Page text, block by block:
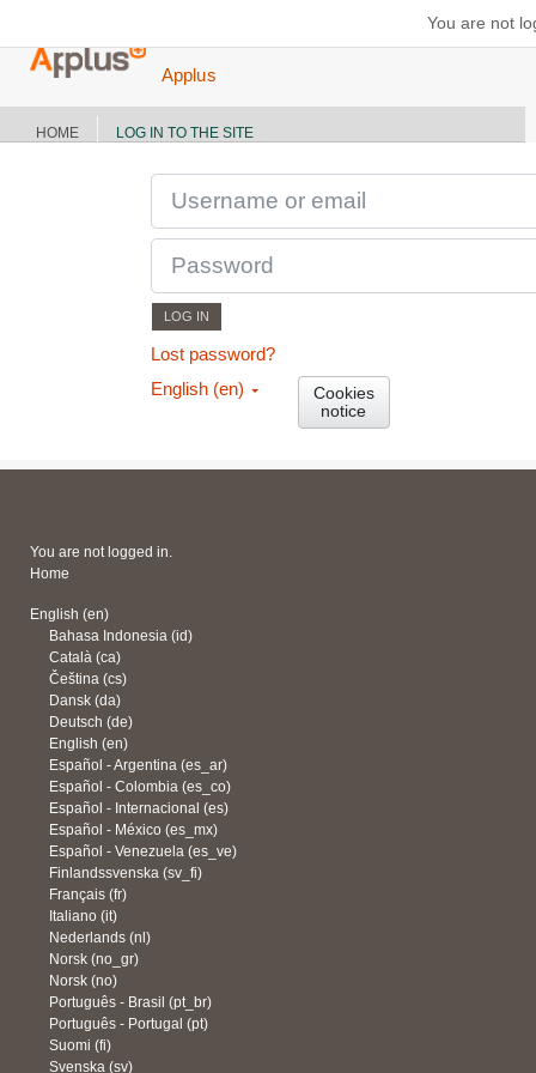
You are not
Applus
HOME LOG IN TO THE SITE
USERNAME OR EMAIL
PASSWORD
LOG IN
Lost password?
English ‎(en)‎
Cookies
notice
You are not logged in.
Home
English ‎(en)‎
Bahasa Indonesia ‎(id)‎
Català ‎(ca)‎
Čeština ‎(cs)‎
Dansk ‎(da)‎
Deutsch ‎(de)‎
English ‎(en)‎
Español - Argentina ‎(es_ar)‎
Español - Colombia ‎(es_co)‎
Español - Internacional ‎(es)‎
Español - México ‎(es_mx)‎
Español - Venezuela ‎(es_ve)‎
Finlandssvenska ‎(sv_fi)‎
Français ‎(fr)‎
Italiano ‎(it)‎
Nederlands ‎(nl)‎
Norsk ‎(no_gr)‎
Norsk ‎(no)‎
Português - Brasil ‎(pt_br)‎
Português - Portugal ‎(pt)‎
Suomi ‎(fi)‎
Svenska ‎(sv)‎